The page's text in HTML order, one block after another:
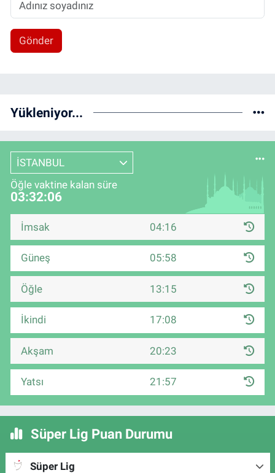
Gönder
Yükleniyor...
İSTANBUL
Öğle vaktine kalan süre
03:32:06
İmsak 04:16
Güneş 05:58
Öğle 13:15
İkindi 17:08
Akşam 20:23
Yatsı 21:57
Süper Lig Puan Durumu
Süper Lig